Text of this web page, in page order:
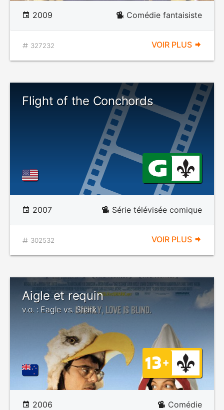
2009 Comédie fantaisiste
327232 VOIR PLUS
Flight of the Conchords
2007 Série télévisée comique
302532 VOIR PLUS
Aigle et requin
v.o. : Eagle vs. Shark
2006 Comédie